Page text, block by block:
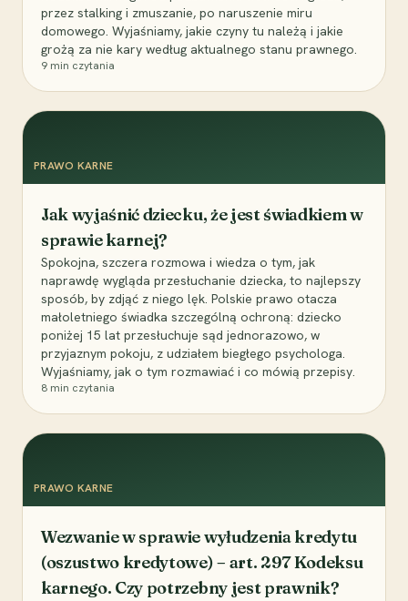
przez stalking i zmuszanie, po naruszenie miru
domowego. Wyjaśniamy, jakie czyny tu należą i jakie
grożą za nie kary według aktualnego stanu prawnego.
9 min czytania
PRAWO KARNE
Jak wyjaśnić dziecku, że jest świadkiem w
sprawie karnej?
Spokojna, szczera rozmowa i wiedza o tym, jak
naprawdę wygląda przesłuchanie dziecka, to najlepszy
sposób, by zdjąć z niego lęk. Polskie prawo otacza
małoletniego świadka szczególną ochroną: dziecko
poniżej 15 lat przesłuchuje sąd jednorazowo, w
przyjaznym pokoju, z udziałem biegłego psychologa.
Wyjaśniamy, jak o tym rozmawiać i co mówią przepisy.
8 min czytania
PRAWO KARNE
Wezwanie w sprawie wyłudzenia kredytu
(oszustwo kredytowe) – art. 297 Kodeksu
karnego. Czy potrzebny jest prawnik?